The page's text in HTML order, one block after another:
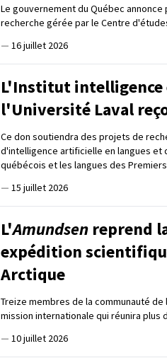
Le gouvernement du Québec
recherche gérée par le Centre
— 16 juillet 2026
L'Institut intelligence
l'Université Laval
Ce don soutiendra des projets de
d'intelligence artificielle en langues et
québécois et les langues des
— 15 juillet 2026
L'Amundsen reprend
expédition
Arctique
Treize membres de la communauté
mission internationale qui réunira plus
— 10 juillet 2026